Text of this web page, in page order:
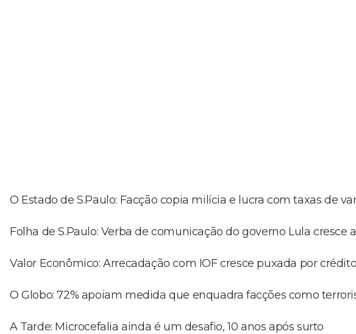
O Estado de S.Paulo: Facção copia milícia e lucra com taxas de
Folha de S.Paulo: Verba de comunicação do governo Lula cresce
Valor Econômico: Arrecadação com IOF cresce puxada por crédito
O Globo: 72% apoiam medida que enquadra facções como
A Tarde: Microcefalia ainda é um desafio, 10 anos após surto